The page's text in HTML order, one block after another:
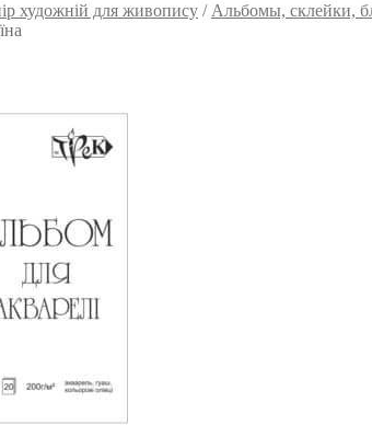
художній для живопису / Альбомы, склейки,